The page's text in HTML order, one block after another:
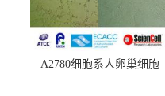
A2780细胞系人卵巢细胞